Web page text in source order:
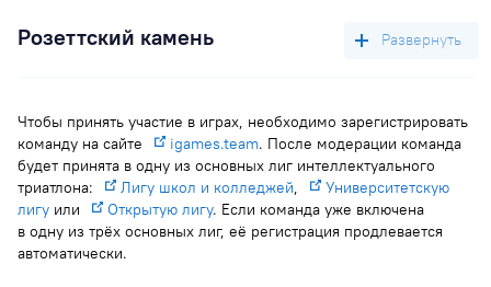
Розеттский камень
Розеттский камень — это фрагмент древнеегипетской
стелы, на котором выбиты идентичные по смыслу
тексты (а именно священный указ об учреждении
культа царя Птолемея V Епифана): два — на египетском
(иероглифы и демотическое письмо), а третий — на
древнегреческом. До Розеттского камня лингвисты не
Чтобы принять участие в играх, необходимо зарегистрировать
команду на сайте
igames.team. После модерации команда
будет принята в одну из основных лиг интеллектуального
триатлона:
Лигу школ и колледжей,
Университетскую
лигу или Открытую лигу. Если команда уже включена
в одну из трёх основных лиг, её регистрация продлевается
автоматически.